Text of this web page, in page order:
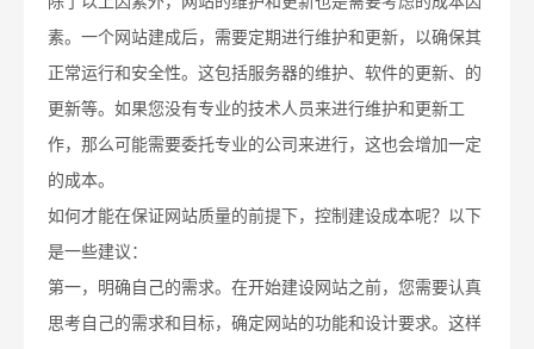
素。一个网站建成后，需要定期进行维护和更新，以确保其
正常运行和安全性。这包括服务器的维护、软件的更新、的
更新等。如果您没有专业的技术人员来进行维护和更新工
作，那么可能需要委托专业的公司来进行，这也会增加一定
的成本。
如何才能在保证网站质量的前提下，控制建设成本呢？以下
是一些建议：
第一，明确自己的需求。在开始建设网站之前，您需要认真
思考自己的需求和目标，确定网站的功能和设计要求。这样